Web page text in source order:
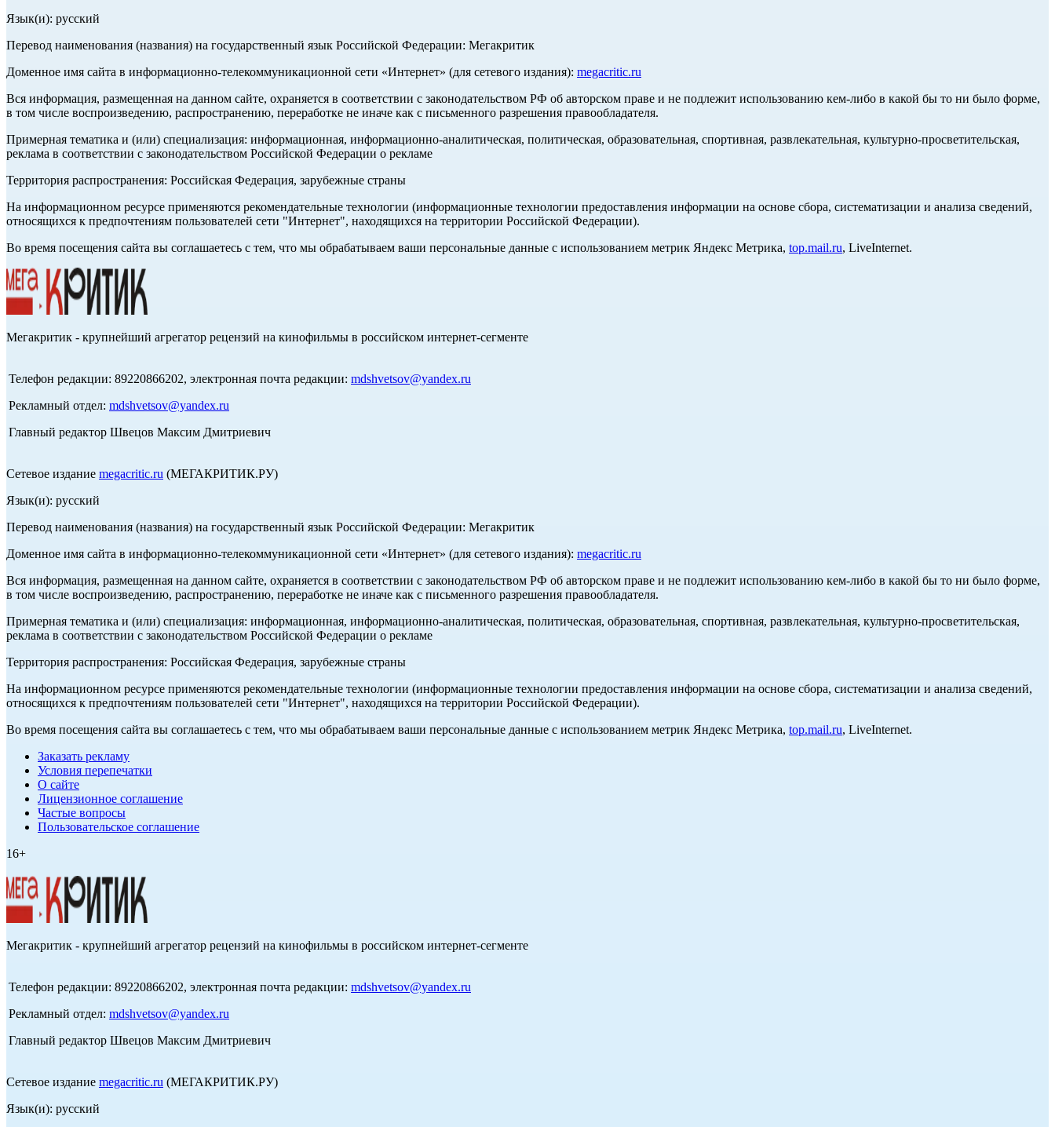
Язык(и): русский
Перевод наименования (названия) на государственный язык Российской Федерации: Мегакритик
Доменное имя сайта в информационно-телекоммуникационной сети «Интернет» (для сетевого издания): megacritic.ru
Вся информация, размещенная на данном сайте, охраняется в соответствии с законодательством РФ об авторском праве и не подлежит использованию кем-либо в какой бы то ни было форме,
в том числе воспроизведению, распространению, переработке не иначе как с письменного разрешения правообладателя.
Примерная тематика и (или) специализация: информационная, информационно-аналитическая, политическая, образовательная, спортивная, развлекательная, культурно-просветительская,
реклама в соответствии с законодательством Российской Федерации о рекламе
Территория распространения: Российская Федерация, зарубежные страны
На информационном ресурсе применяются рекомендательные технологии (информационные технологии предоставления информации на основе сбора, систематизации и анализа сведений,
относящихся к предпочтениям пользователей сети "Интернет", находящихся на территории Российской Федерации).
Во время посещения сайта вы соглашаетесь с тем, что мы обрабатываем ваши персональные данные с использованием метрик Яндекс Метрика, top.mail.ru, LiveInternet.
Мегакритик - крупнейший агрегатор рецензий на кинофильмы в российском интернет-сегменте
Телефон редакции: 89220866202, электронная почта редакции: mdshvetsov@yandex.ru
Рекламный отдел: mdshvetsov@yandex.ru
Главный редактор Швецов Максим Дмитриевич
Сетевое издание megacritic.ru (МЕГАКРИТИК.РУ)
Язык(и): русский
Перевод наименования (названия) на государственный язык Российской Федерации: Мегакритик
Доменное имя сайта в информационно-телекоммуникационной сети «Интернет» (для сетевого издания): megacritic.ru
Вся информация, размещенная на данном сайте, охраняется в соответствии с законодательством РФ об авторском праве и не подлежит использованию кем-либо в какой бы то ни было форме,
в том числе воспроизведению, распространению, переработке не иначе как с письменного разрешения правообладателя.
Примерная тематика и (или) специализация: информационная, информационно-аналитическая, политическая, образовательная, спортивная, развлекательная, культурно-просветительская,
реклама в соответствии с законодательством Российской Федерации о рекламе
Территория распространения: Российская Федерация, зарубежные страны
На информационном ресурсе применяются рекомендательные технологии (информационные технологии предоставления информации на основе сбора, систематизации и анализа сведений,
относящихся к предпочтениям пользователей сети "Интернет", находящихся на территории Российской Федерации).
Во время посещения сайта вы соглашаетесь с тем, что мы обрабатываем ваши персональные данные с использованием метрик Яндекс Метрика, top.mail.ru, LiveInternet.
Заказать рекламу
Условия перепечатки
О сайте
Лицензионное соглашение
Частые вопросы
Пользовательское соглашение
16+
Мегакритик - крупнейший агрегатор рецензий на кинофильмы в российском интернет-сегменте
Телефон редакции: 89220866202, электронная почта редакции: mdshvetsov@yandex.ru
Рекламный отдел: mdshvetsov@yandex.ru
Главный редактор Швецов Максим Дмитриевич
Сетевое издание megacritic.ru (МЕГАКРИТИК.РУ)
Язык(и): русский